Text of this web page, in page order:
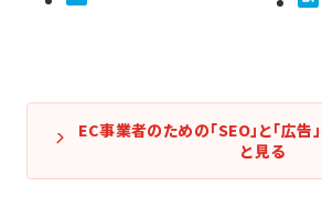
EC事業者のための「SEO」と「広告
と見る